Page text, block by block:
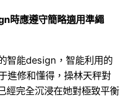
時應遵守簡略適用準繩
智能design，智能利用的
進修和懂得，操林天秤對
經完全沉浸在她對極致平衡